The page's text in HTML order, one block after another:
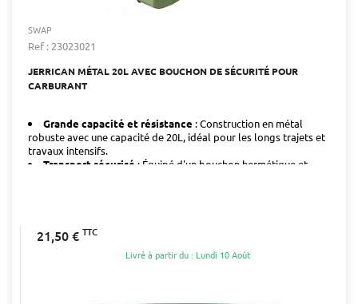
SWAP
Ref : 23023021
JERRICAN MÉTAL 20L AVEC BOUCHON DE SÉCURITÉ POUR
CARBURANT
Grande capacité et résistance : Construction en métal
robuste avec une capacité de 20L, idéal pour les longs trajets et
travaux intensifs.
Transport sécurisé : Équipé d'un bouchon hermétique et
21,50 € TTC
Livré à partir du : Lundi 10 Août